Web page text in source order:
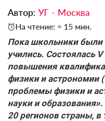
Автор: УГ - Москва
На чтение: ≈ 15 мин.
Пока школьники были
учились. Состоялась
повышения
физики и
проблемы физики и
науки и
20 регионов страны, в